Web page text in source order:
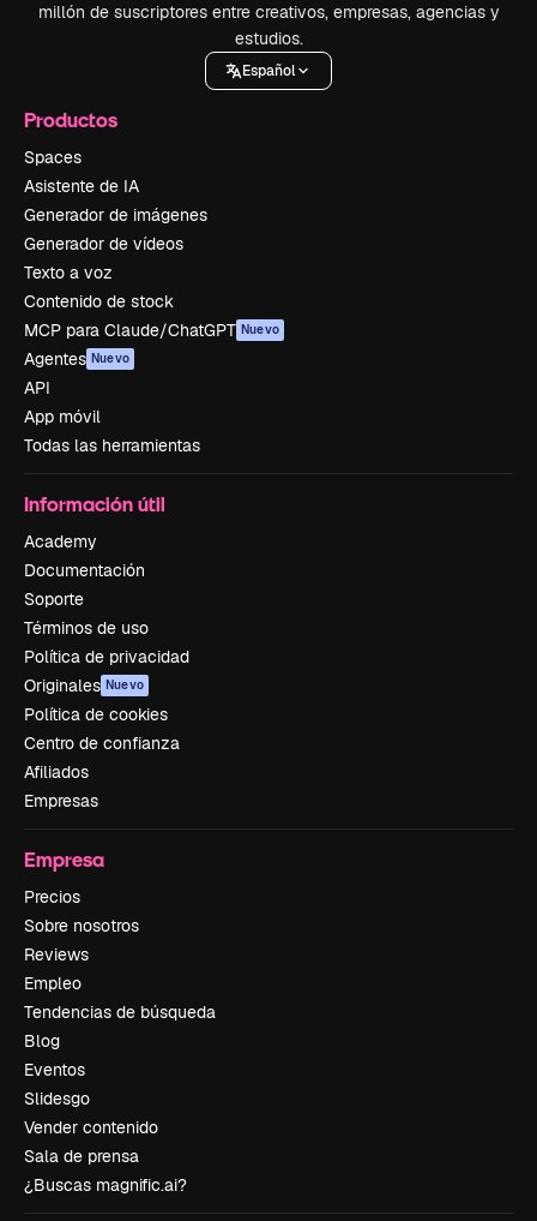
millón de suscriptores entre creativos, empresas, agencias y
estudios.
Español
Productos
Spaces
Asistente de IA
Generador de imágenes
Generador de vídeos
Texto a voz
Contenido de stock
MCP para Claude/ChatGPT Nuevo
Agentes Nuevo
API
App móvil
Todas las herramientas
Información útil
Academy
Documentación
Soporte
Términos de uso
Política de privacidad
Originales Nuevo
Política de cookies
Centro de confianza
Afiliados
Empresas
Empresa
Precios
Sobre nosotros
Reviews
Empleo
Tendencias de búsqueda
Blog
Eventos
Slidesgo
Vender contenido
Sala de prensa
¿Buscas magnific.ai?